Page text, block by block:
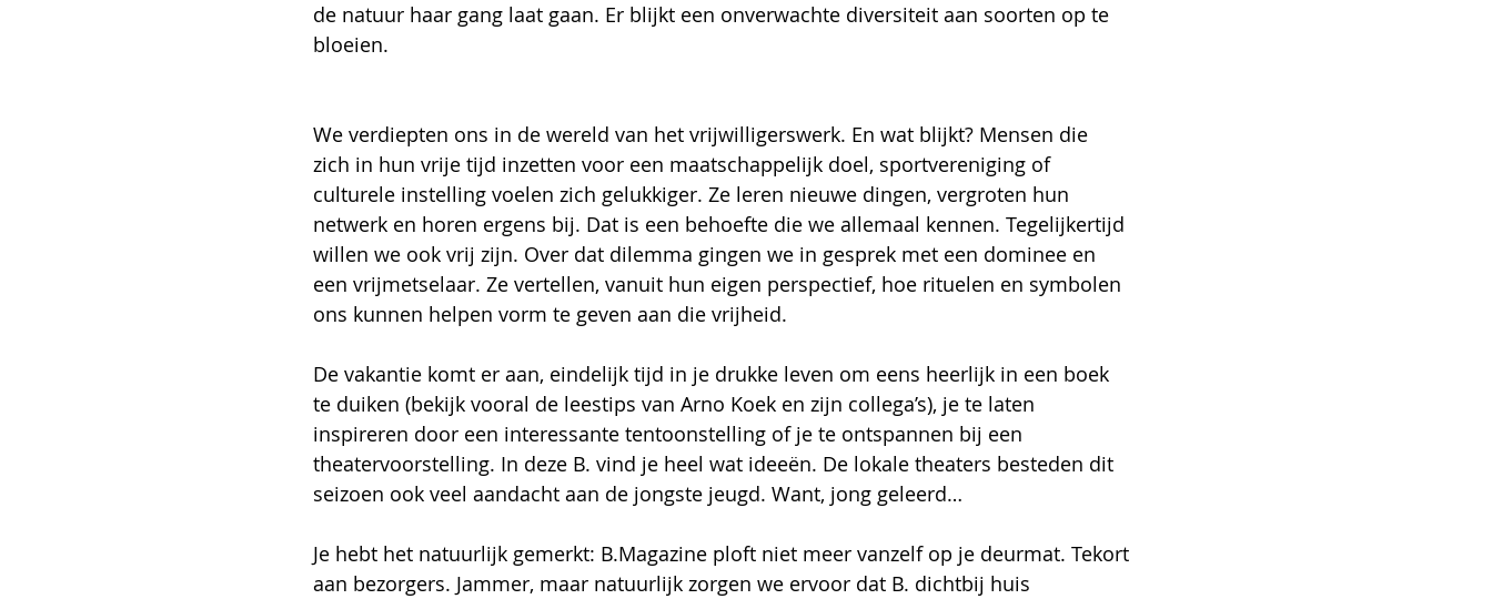
de natuur haar gang laat gaan. Er blijkt een onverwachte diversiteit aan soorten op te
bloeien.
We verdiepten ons in de wereld van het vrijwilligerswerk. En wat blijkt? Mensen die
zich in hun vrije tijd inzetten voor een maatschappelijk doel, sportvereniging of
culturele instelling voelen zich gelukkiger. Ze leren nieuwe dingen, vergroten hun
netwerk en horen ergens bij. Dat is een behoefte die we allemaal kennen. Tegelijkertijd
willen we ook vrij zijn. Over dat dilemma gingen we in gesprek met een dominee en
een vrijmetselaar. Ze vertellen, vanuit hun eigen perspectief, hoe rituelen en symbolen
ons kunnen helpen vorm te geven aan die vrijheid.
De vakantie komt er aan, eindelijk tijd in je drukke leven om eens heerlijk in een boek
te duiken (bekijk vooral de leestips van Arno Koek en zijn collega’s), je te laten
inspireren door een interessante tentoonstelling of je te ontspannen bij een
theatervoorstelling. In deze B. vind je heel wat ideeën. De lokale theaters besteden dit
seizoen ook veel aandacht aan de jongste jeugd. Want, jong geleerd…
Je hebt het natuurlijk gemerkt: B.Magazine ploft niet meer vanzelf op je deurmat. Tekort
aan bezorgers. Jammer, maar natuurlijk zorgen we ervoor dat B. dichtbij huis